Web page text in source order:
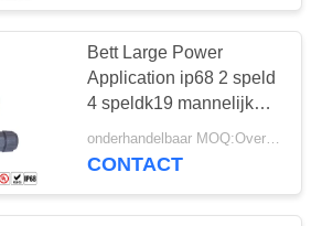
56
Bett Large Power
Application ip68 2 speld
4 speldk19 mannelijke
vrouwelijke waterdichte
schakelaar
CONTACT